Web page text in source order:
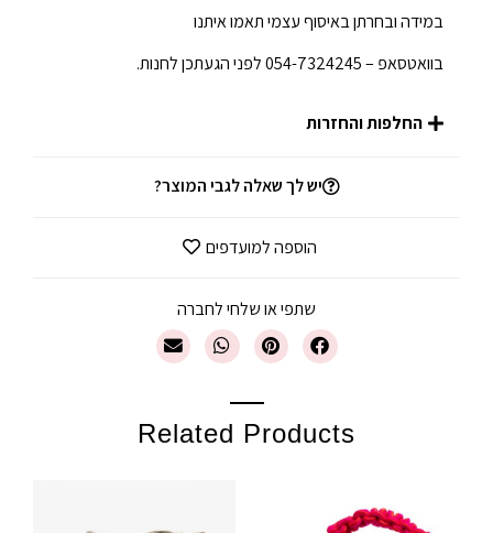
במידה ובחרתן באיסוף עצמי תאמו איתנו
בוואטסאפ – 054-7324245 לפני הגעתכן לחנות.
החלפות והחזרות
יש לך שאלה לגבי המוצר?
הוספה למועדפים
שתפי או שלחי לחברה
Related Products